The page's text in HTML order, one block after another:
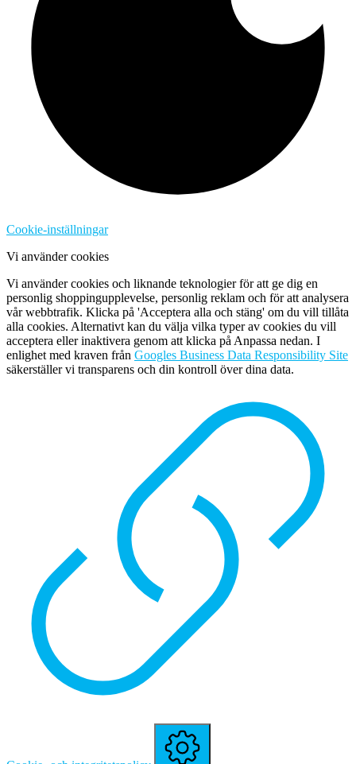
Cookie-inställningar
Vi använder cookies
Vi använder cookies och liknande teknologier för att ge dig en
personlig shoppingupplevelse, personlig reklam och för att analysera
vår webbtrafik. Klicka på 'Acceptera alla och stäng' om du vill tillåta
alla cookies. Alternativt kan du välja vilka typer av cookies du vill
acceptera eller inaktivera genom att klicka på Anpassa nedan. I
enlighet med kraven från Googles Business Data Responsibility Site
säkerställer vi transparens och din kontroll över dina data.